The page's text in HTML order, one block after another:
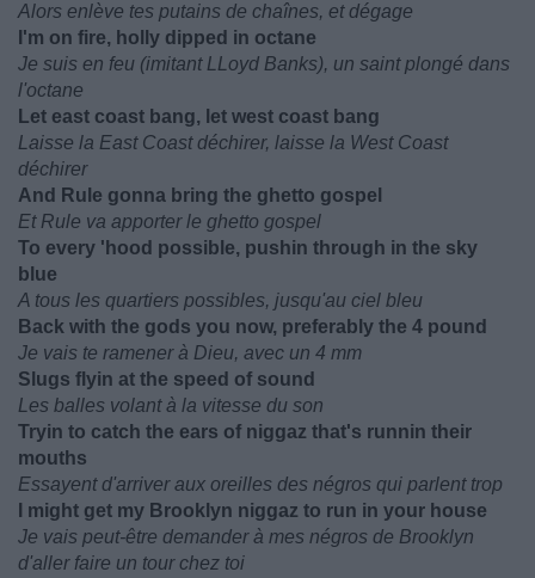
Alors enlève tes putains de chaînes, et dégage
I'm on fire, holly dipped in octane
Je suis en feu (imitant LLoyd Banks), un saint plongé dans
l'octane
Let east coast bang, let west coast bang
Laisse la East Coast déchirer, laisse la West Coast
déchirer
And Rule gonna bring the ghetto gospel
Et Rule va apporter le ghetto gospel
To every 'hood possible, pushin through in the sky
blue
A tous les quartiers possibles, jusqu'au ciel bleu
Back with the gods you now, preferably the 4 pound
Je vais te ramener à Dieu, avec un 4 mm
Slugs flyin at the speed of sound
Les balles volant à la vitesse du son
Tryin to catch the ears of niggaz that's runnin their
mouths
Essayent d'arriver aux oreilles des négros qui parlent trop
I might get my Brooklyn niggaz to run in your house
Je vais peut-être demander à mes négros de Brooklyn
d'aller faire un tour chez toi